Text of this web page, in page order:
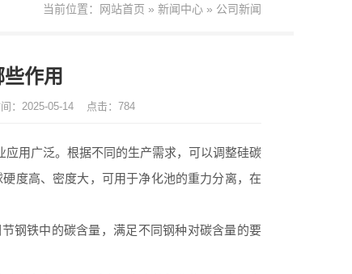
当前位置： 网站首页 » 新闻中心 » 公司新闻
作用
：2025-05-14 点击：784
用广泛。根据不同的生产需求，可以调整硅碳
度高、密度大，可用于净化池的重力分离，在
钢铁中的碳含量，满足不同钢种对碳含量的要